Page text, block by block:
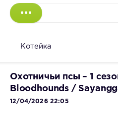
Котейка
Охотничьи псы – 1
Bloodhounds /
12/04/2026 22:05